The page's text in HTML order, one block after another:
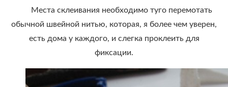
Места склеивания необходимо туго перемотать
обычной швейной нитью, которая, я более чем уверен,
есть дома у каждого, и слегка проклеить для
фиксации.